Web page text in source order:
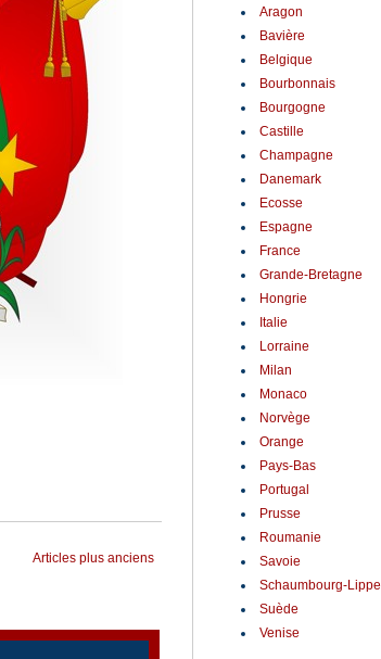
Articles plus anciens
Aragon
Bavière
Belgique
Bourbonnais
Bourgogne
Castille
Champagne
Danemark
Ecosse
Espagne
France
Grande-Bretagne
Hongrie
Italie
Lorraine
Milan
Monaco
Norvège
Orange
Pays-Bas
Portugal
Prusse
Roumanie
Savoie
Schaumbourg-Lippe
Suède
Venise